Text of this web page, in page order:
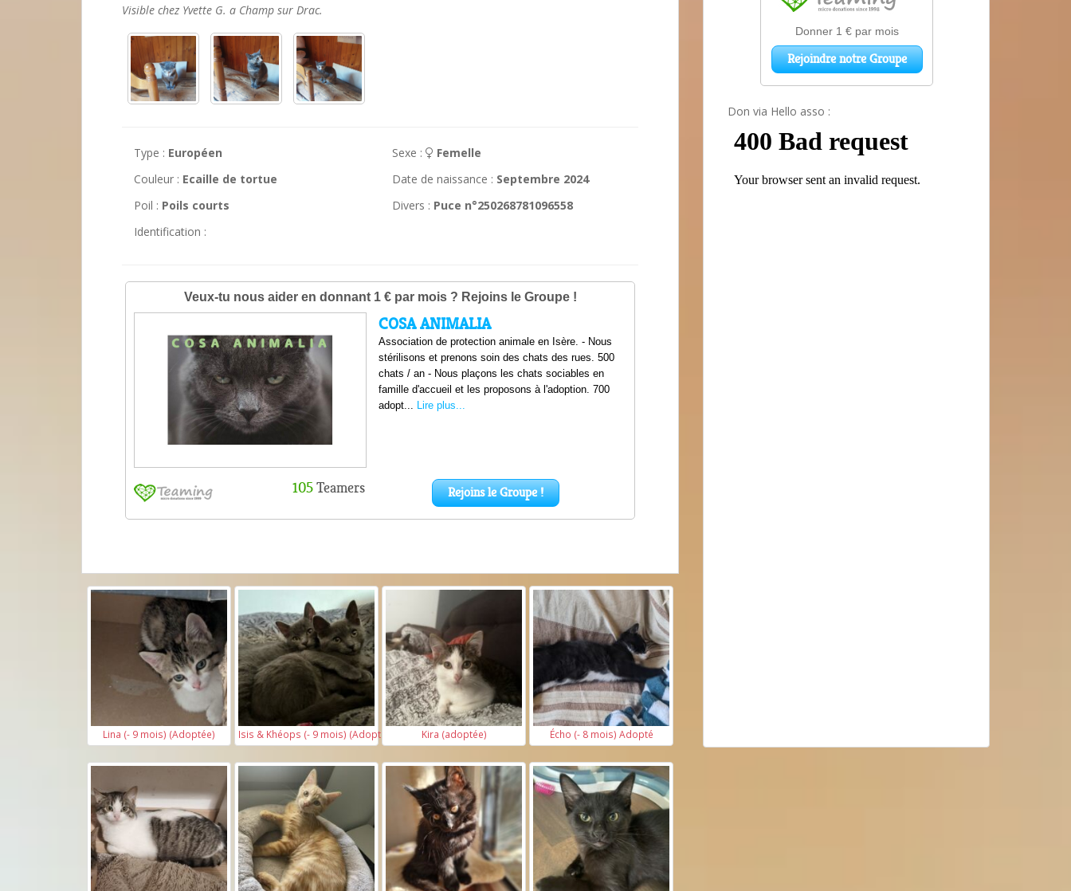
Visible chez Yvette G. a Champ sur Drac.
Type : Européen
Couleur : Ecaille de tortue
Poil : Poils courts
Identification :
Sexe :
Femelle
Date de naissance : Septembre 2024
Divers : Puce n°250268781096558
Lina (- 9 mois) (Adoptée) Isis & Khéops (- 9 mois) (Adoptés) Kira (adoptée) Écho (- 8 mois) Adopté
Don via Hello asso :